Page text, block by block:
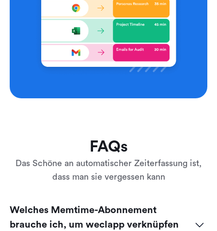
FAQs
Das Schöne an automatischer Zeiterfassung ist,
dass man sie vergessen kann
Welches Memtime-Abonnement
brauche ich, um weclapp verknüpfen